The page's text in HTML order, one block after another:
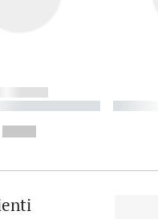
----------